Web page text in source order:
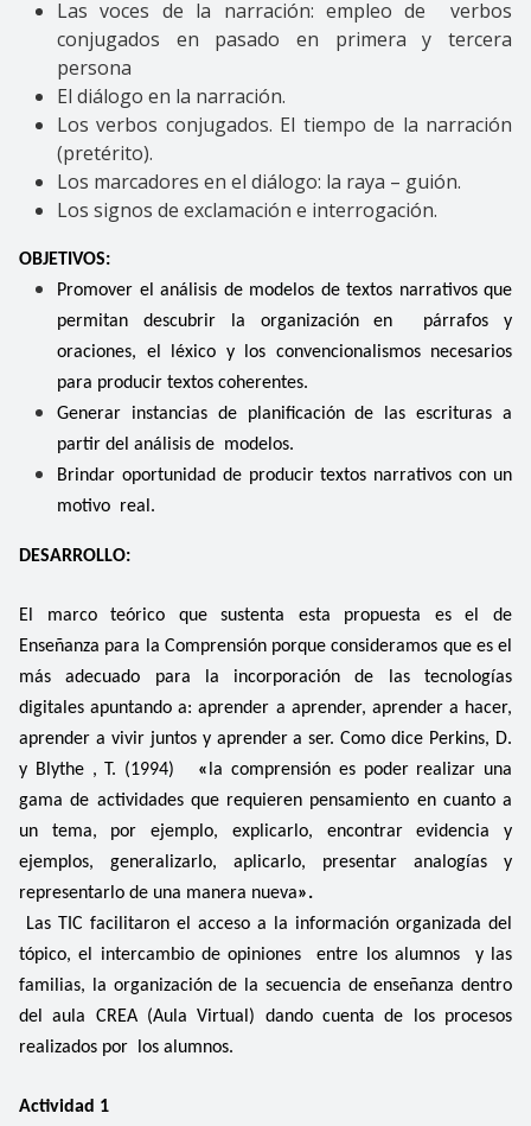
Las voces de la narración: empleo de verbos
conjugados en pasado en primera y tercera
persona
El diálogo en la narración.
Los verbos conjugados. El tiempo de la narración
(pretérito).
Los marcadores en el diálogo: la raya – guión.
Los signos de exclamación e interrogación.
OBJETIVOS:
Promover el análisis de modelos de textos narrativos que
permitan descubrir la organización en párrafos y
oraciones, el léxico y los convencionalismos necesarios
para producir textos coherentes.
Generar instancias de planificación de las escrituras a
partir del análisis de modelos.
Brindar oportunidad de producir textos narrativos con un
motivo real.
DESARROLLO:
El marco teórico que sustenta esta propuesta es el de
Enseñanza para la Comprensión porque consideramos que es el
más adecuado para la incorporación de las tecnologías
digitales apuntando a: aprender a aprender, aprender a hacer,
aprender a vivir juntos y aprender a ser.Como dice Perkins, D.
y Blythe , T. (1994) «la comprensión es poder realizar una
gama de actividades que requieren pensamiento en cuanto a
un tema, por ejemplo, explicarlo, encontrar evidencia y
ejemplos, generalizarlo, aplicarlo, presentar analogías y
representarlo de una manera nueva».
Las TIC facilitaron el acceso a la información organizada del
tópico, el intercambio de opiniones entre los alumnos y las
familias, la organización de la secuencia de enseñanza dentro
del aula CREA (Aula Virtual) dando cuenta de los procesos
realizados por los alumnos.
Actividad 1